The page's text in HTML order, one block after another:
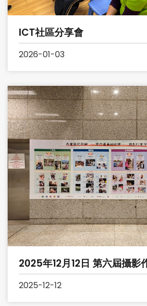
ICT社區分享會
2026-01-03
2025年12月12日 第六屆攝影
2025-12-12